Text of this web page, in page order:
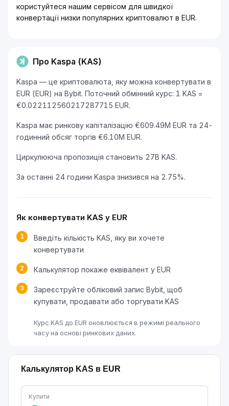
користуйтеся нашим сервісом для швидкої
конвертації низки популярних криптовалют в EUR.
Про Kaspa (KAS)
Kaspa — це криптовалюта, яку можна конвертувати в
EUR (EUR) на Bybit. Поточний обмінний курс: 1 KAS =
€0.022112560217287715 EUR.
Kaspa має ринкову капіталізацію €609.49M EUR та 24-
годинний обсяг торгів €6.10M EUR.
Циркулююча пропозиція становить 27B KAS.
За останні 24 години Kaspa знизився на 2.75%.
Як конвертувати KAS у EUR
1
Введіть кількість KAS, яку ви хочете
конвертувати
2 Калькулятор покаже еквівалент у EUR
3
Зареєструйте обліковий запис Bybit, щоб
купувати, продавати або торгувати KAS
Курс KAS до EUR оновлюється в режимі реального
часу на основі ринкових даних.
Калькулятор KAS в EUR
Купити